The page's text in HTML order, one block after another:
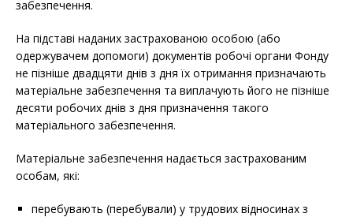
забезпечення.
На підставі наданих застрахованою особою (або
одержувачем допомоги) документів робочі органи Фонду
не пізніше двадцяти днів з дня їх отримання призначають
матеріальне забезпечення та виплачують його не пізніше
десяти робочих днів з дня призначення такого
матеріального забезпечення.
Матеріальне забезпечення надається застрахованим
особам, які:
перебувають (перебували) у трудових відносинах з